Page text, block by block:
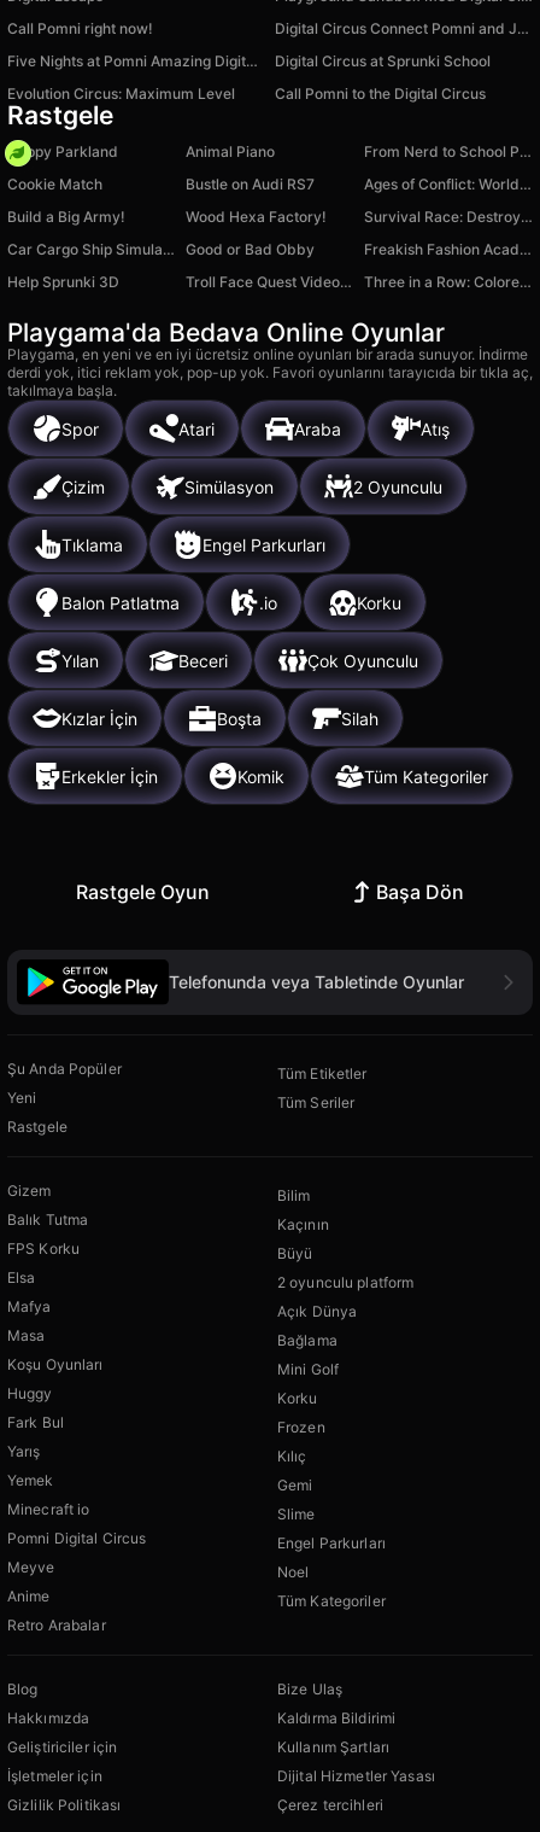
Call Pomni right now!
Digital Circus Connect Pomni and Jax
Five Nights at Pomni Amazing Digital Circus
Digital Circus at Sprunki School
Evolution Circus: Maximum Level
Call Pomni to the Digital Circus
Rastgele
Happy Parkland Animal Piano
From Nerd to School Popular
Cookie Match
Bustle on Audi RS7
Ages of Conflict: World War Simulator
Build a Big Army!
Wood Hexa Factory!
Survival Race: Destroying simulator!
Car Cargo Ship Simulator Game
Good or Bad Obby
Freakish Fashion Academy
Help Sprunki 3D
Troll Face Quest Video Games Adventure Puzzle Three in a Row: Colored Blocks
Playgama'da Bedava Online Oyunlar
Playgama, en yeni ve en iyi ücretsiz online oyunları bir arada sunuyor. İndirme
derdi yok, itici reklam yok, pop-up yok. Favori oyunlarını tarayıcıda bir tıkla aç,
takılmaya başla.
Spor Atari Araba Atış
Çizim Simülasyon 2 Oyunculu
Tıklama Engel Parkurları
Balon Patlatma .io Korku
Yılan Beceri Çok Oyunculu
Kızlar İçin Boşta Silah
Erkekler İçin Komik Tüm Kategoriler
Rastgele Oyun Başa Dön
Telefonunda veya Tabletinde Oyunlar
Şu Anda Popüler
Yeni
Rastgele
Tüm Etiketler
Tüm Seriler
Gizem
Balık Tutma
FPS Korku
Elsa
Mafya
Masa
Koşu Oyunları
Huggy
Fark Bul
Yarış
Yemek
Minecraft io
Pomni Digital Circus
Meyve
Anime
Retro Arabalar
Bilim
Kaçının
Büyü
2 oyunculu platform
Açık Dünya
Bağlama
Mini Golf
Korku
Frozen
Kılıç
Gemi
Slime
Engel Parkurları
Noel
Tüm Kategoriler
Blog
Hakkımızda
Geliştiriciler için
İşletmeler için
Gizlilik Politikası
Bize Ulaş
Kaldırma Bildirimi
Kullanım Şartları
Dijital Hizmetler Yasası
Çerez tercihleri